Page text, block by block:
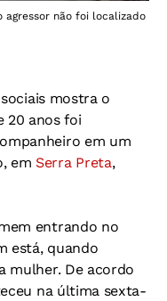
agressor não foi localizado
mostra o
20 anos foi
em um
em Serra Preta,
entrando no
está, quando
mulher. De acordo
na última sexta-